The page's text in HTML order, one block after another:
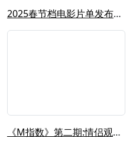
2025春节档电影片单发布会 《封神...
《M指数》第二期:情侣观影刚需带动电...